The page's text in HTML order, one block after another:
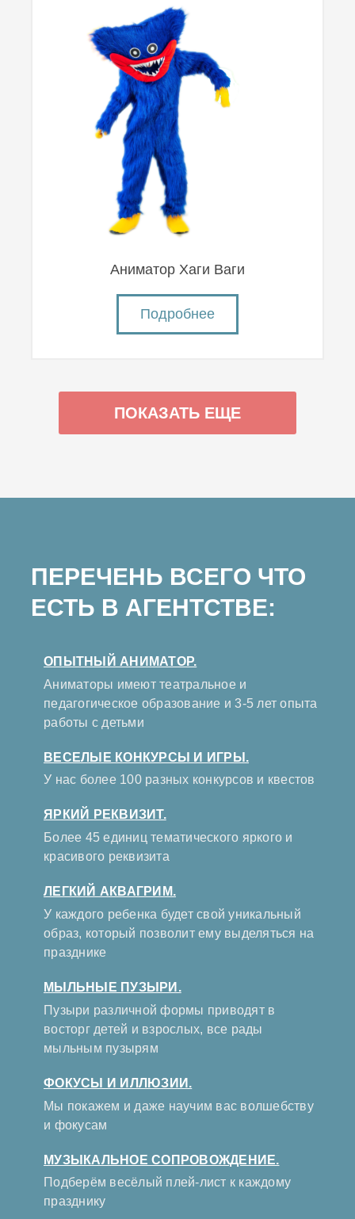
Аниматор Хаги Ваги
Подробнее
ПОКАЗАТЬ ЕЩЕ
ПЕРЕЧЕНЬ ВСЕГО ЧТО
ЕСТЬ В АГЕНТСТВЕ:
ОПЫТНЫЙ АНИМАТОР.
Аниматоры имеют театральное и
педагогическое образование и 3-5 лет опыта
работы с детьми
ВЕСЕЛЫЕ КОНКУРСЫ И ИГРЫ.
У нас более 100 разных конкурсов и квестов
ЯРКИЙ РЕКВИЗИТ.
Более 45 единиц тематического яркого и
красивого реквизита
ЛЕГКИЙ АКВАГРИМ.
У каждого ребенка будет свой уникальный
образ, который позволит ему выделяться на
празднике
МЫЛЬНЫЕ ПУЗЫРИ.
Пузыри различной формы приводят в
восторг детей и взрослых, все рады
мыльным пузырям
ФОКУСЫ И ИЛЛЮЗИИ.
Мы покажем и даже научим вас волшебству
и фокусам
МУЗЫКАЛЬНОЕ СОПРОВОЖДЕНИЕ.
Подберём весёлый плей-лист к каждому
празднику